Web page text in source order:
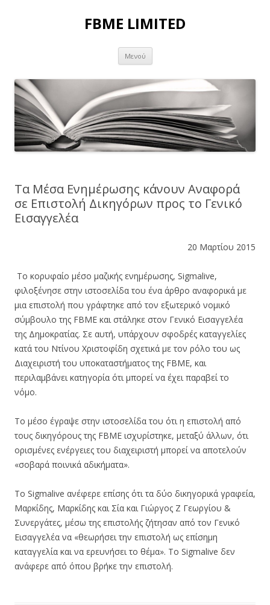
FBME LIMITED
Μενού Μετάβαση σε περιεχόμενο
Τα Μέσα Ενημέρωσης κάνουν Αναφορά
σε Επιστολή Δικηγόρων προς το Γενικό
Εισαγγελέα
20 Μαρτίου 2015
Το κορυφαίο μέσο μαζικής ενημέρωσης, Sigmalive,
φιλοξένησε στην ιστοσελίδα του ένα άρθρο αναφορικά με
μια επιστολή που γράφτηκε από τον εξωτερικό νομικό
σύμβουλο της FBME και στάληκε στον Γενικό Εισαγγελέα
της Δημοκρατίας. Σε αυτή, υπάρχουν σφοδρές καταγγελίες
κατά του Ντίνου Χριστοφίδη σχετικά με τον ρόλο του ως
Διαχειριστή του υποκαταστήματος της FBME, και
περιλαμβάνει κατηγορία ότι μπορεί να έχει παραβεί το
νόμο.
Το μέσο έγραψε στην ιστοσελίδα του ότι η επιστολή από
τους δικηγόρους της FBME ισχυρίστηκε, μεταξύ άλλων, ότι
ορισμένες ενέργειες του διαχειριστή μπορεί να αποτελούν
«σοβαρά ποινικά αδικήματα».
To Sigmalive ανέφερε επίσης ότι τα δύο δικηγορικά γραφεία,
Μαρκίδης, Μαρκίδης και Σία και Γιώργος Ζ Γεωργίου &
Συνεργάτες, μέσω της επιστολής ζήτησαν από τον Γενικό
Εισαγγελέα να «θεωρήσει την επιστολή ως επίσημη
καταγγελία και να ερευνήσει το θέμα». Το Sigmalive δεν
ανάφερε από όπου βρήκε την επιστολή.